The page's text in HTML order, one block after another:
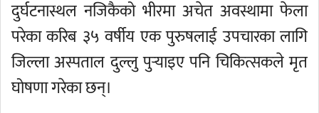
दुर्घटनास्थल नजिकैको भीरमा अचेत अवस्थामा फेला
परेका करिब ३५ वर्षीय एक पुरुषलाई उपचारका लागि
जिल्ला अस्पताल दुल्लु पुर्‍याइए पनि चिकित्सकले मृत
घोषणा गरेका छन्।